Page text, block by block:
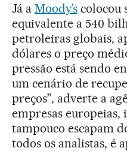
Já a Moody’scolocou
equivalente a 540
petroleiras globais,
dólares o preço
pressão está sendo
um cenário de
preços”, adverte a
empresas europeias,
tampouco escapam
todos os analistas, é